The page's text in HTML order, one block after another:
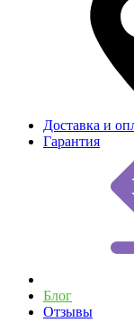
Доставка и
Гарантия
Блог
Отзывы